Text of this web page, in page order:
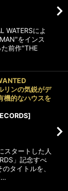
WATERSによ
をインス
た前作"THE
リンの気鋭がデ
機的なハウスを
]
スタートした人
」記念すべ
タイトルを、
…